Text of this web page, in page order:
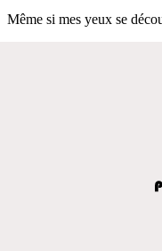
Même si mes yeux se